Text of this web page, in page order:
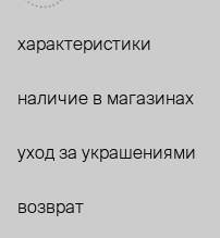
характеристики
наличие в магазинах
уход за украшениями
возврат